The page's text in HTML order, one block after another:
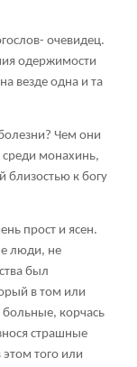
очевидец.
одержимости
везде одна и та
Чем они
монахинь,
близостью к богу
прост и ясен.
люди, не
был
в том или
корчась
страшные
того или